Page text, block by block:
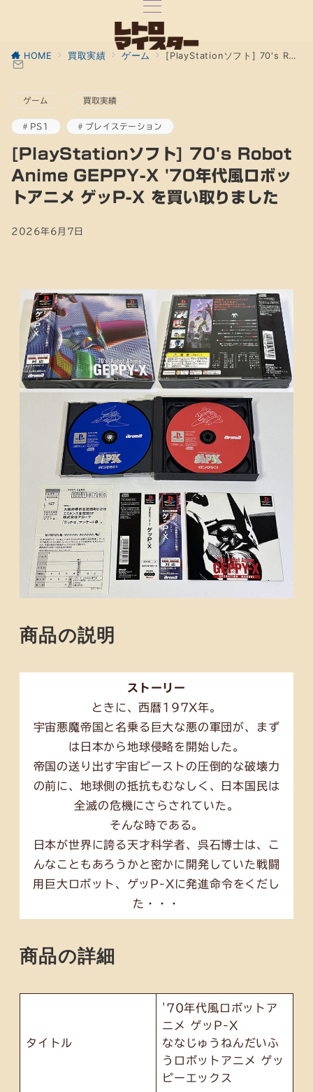
HOME 買取実績 ゲーム [PlayStationソフト] 70's Robot Anime GEPPY-X '70年代風ロボットアニメ ゲッP-X を買い取りました
ゲーム 買取実績
PS1 プレイステーション
[PlayStationソフト] 70's Robot
Anime GEPPY-X '70年代風ロボッ
トアニメ ゲッP-X を買い取りました
2026年6月7日
商品の説明
ストーリー
ときに、西暦197X年。
宇宙悪魔帝国と名乗る巨大な悪の軍団が、まず
は日本から地球侵略を開始した。
帝国の送り出す宇宙ビーストの圧倒的な破壊力
の前に、地球側の抵抗もむなしく、日本国民は
全滅の危機にさらされていた。
そんな時である。
日本が世界に誇る天才科学者、呉石博士は、こ
んなこともあろうかと密かに開発していた戦闘
用巨大ロボット、ゲッP-Xに発進命令をくだし
た・・・
商品の詳細
タイトル
'70年代風ロボットア
ニメ ゲッP-X
ななじゅうねんだいふ
うロボットアニメ ゲッ
ピーエックス